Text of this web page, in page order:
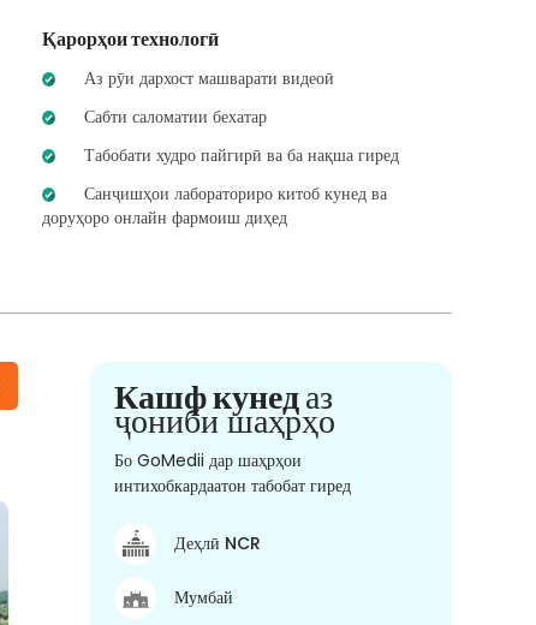
Қарорҳои технологӣ
Аз рӯи дархост машварати видеоӣ
Сабти саломатии бехатар
Табобати худро пайгирӣ ва ба нақша гиред
Санҷишҳои лабораториро китоб кунед ва
доруҳоро онлайн фармоиш диҳед
Кашф кунедаз
ҷониби шаҳрҳо
Бо GoMedii дар шаҳрҳои
интихобкардаатон табобат гиред
Деҳлӣ NCR
Мумбай